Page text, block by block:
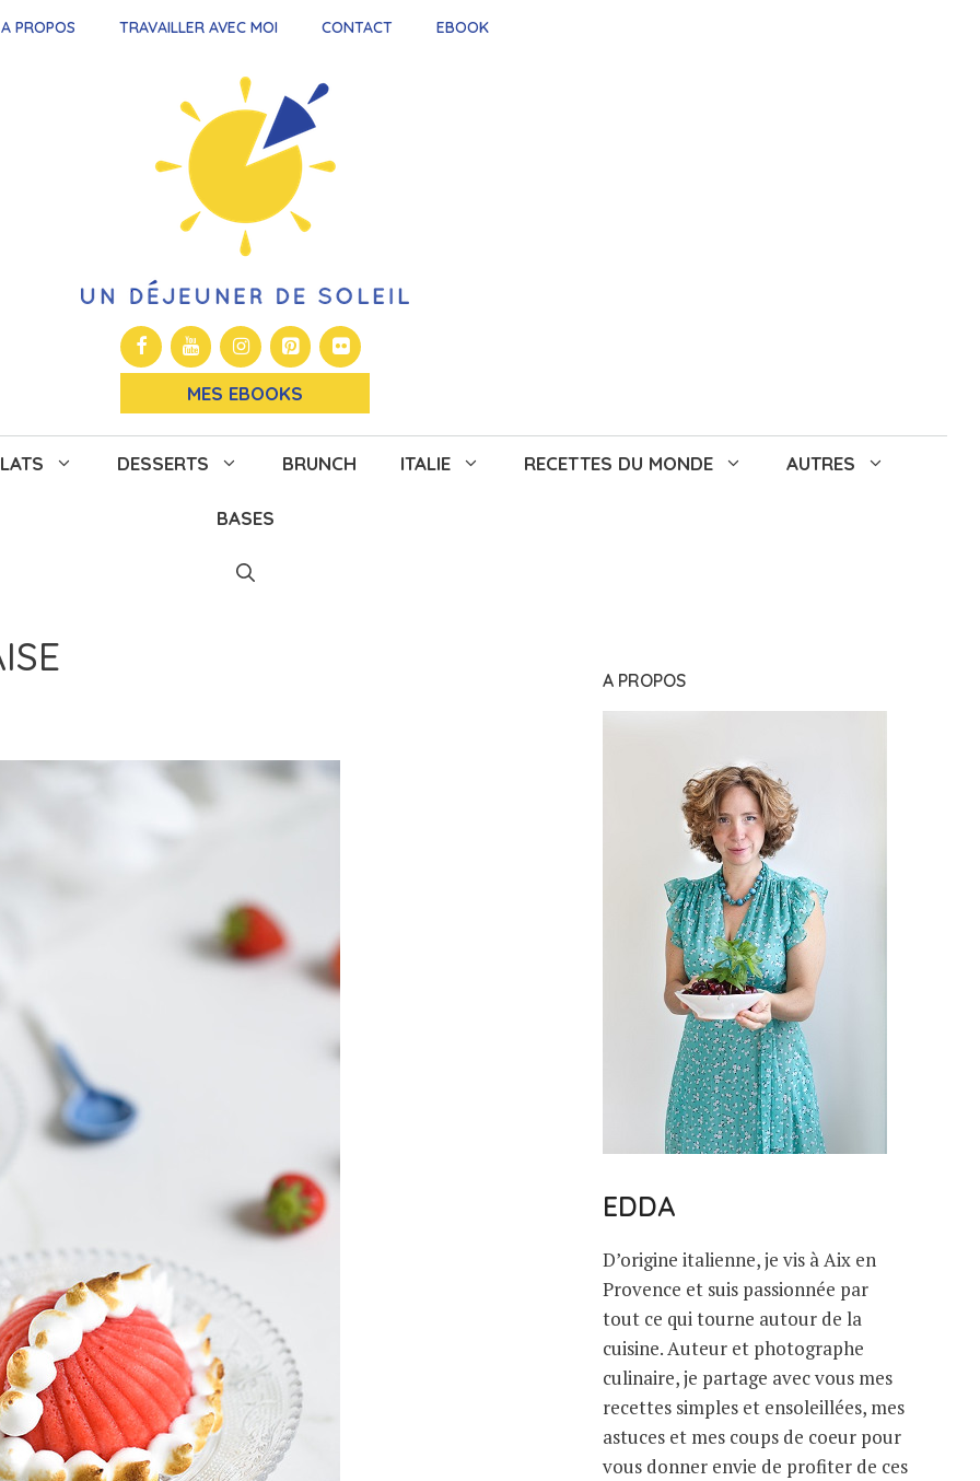
A PROPOS TRAVAILLER AVEC MOI CONTACT EBOOK
MES EBOOKS
DESSERTS BRUNCH ITALIE RECETTES DU MONDE AUTRES
BASES
A PROPOS
EDDA
D’origine italienne, je vis à Aix en
Provence et suis passionnée par
tout ce qui tourne autour de la
cuisine. Auteur et photographe
culinaire, je partage avec vous mes
recettes simples et ensoleillées, mes
astuces et mes coups de coeur pour
vous donner envie de profiter de ces